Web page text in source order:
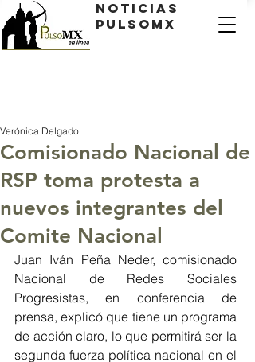
Noticias
PulsoMX
Comisionado Nacional de
RSP toma protesta a
nuevos integrantes del
Comite Nacional
Verónica Delgado
Juan Iván Peña Neder, comisionado
Nacional de Redes Sociales
Progresistas, en conferencia de
prensa, explicó que tiene un programa
de acción claro, lo que permitirá ser la
segunda fuerza política nacional en el